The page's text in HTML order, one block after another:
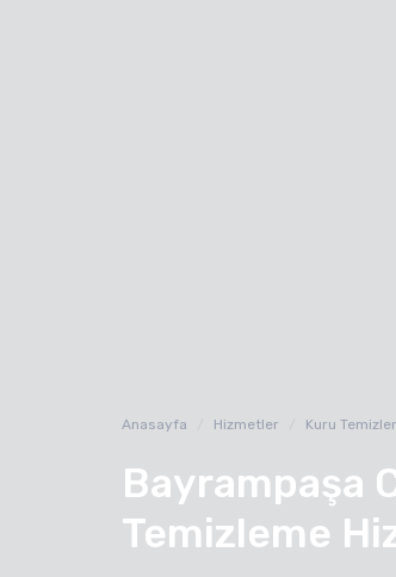
Anasayfa Hizmetler Kuru
Bayrampaşa
Temizleme